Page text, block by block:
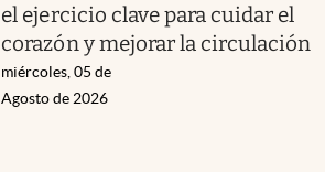
el ejercicio clave para cuidar el
corazón y mejorar la circulación
miércoles, 05 de
Agosto de 2026